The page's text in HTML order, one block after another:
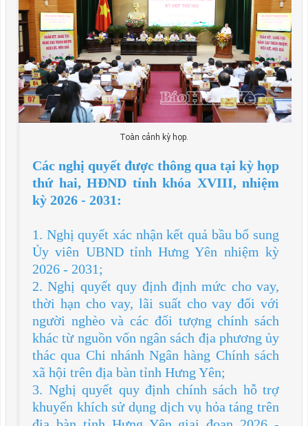
Toàn cảnh kỳ họp.
Các nghị quyết được thông qua tại kỳ họp
thứ hai, HĐND tỉnh khóa XVIII, nhiệm
kỳ 2026 - 2031:
1. Nghị quyết xác nhận kết quả bầu bổ sung
Ủy viên UBND tỉnh Hưng Yên nhiệm kỳ
2026 - 2031;
2. Nghị quyết quy định định mức cho vay,
thời hạn cho vay, lãi suất cho vay đối với
người nghèo và các đối tượng chính sách
khác từ nguồn vốn ngân sách địa phương ủy
thác qua Chi nhánh Ngân hàng Chính sách
xã hội trên địa bàn tỉnh Hưng Yên;
3. Nghị quyết quy định chính sách hỗ trợ
khuyến khích sử dụng dịch vụ hỏa táng trên